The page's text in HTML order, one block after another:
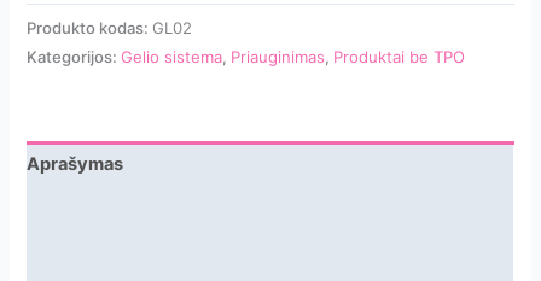
Cover
Gelato
Produkto kodas: GL02
Kategorijos:Gelio sistema, Priauginimas, Produktai be TPO
Aprašymas